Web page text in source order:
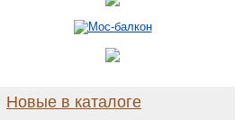
Новые в каталоге